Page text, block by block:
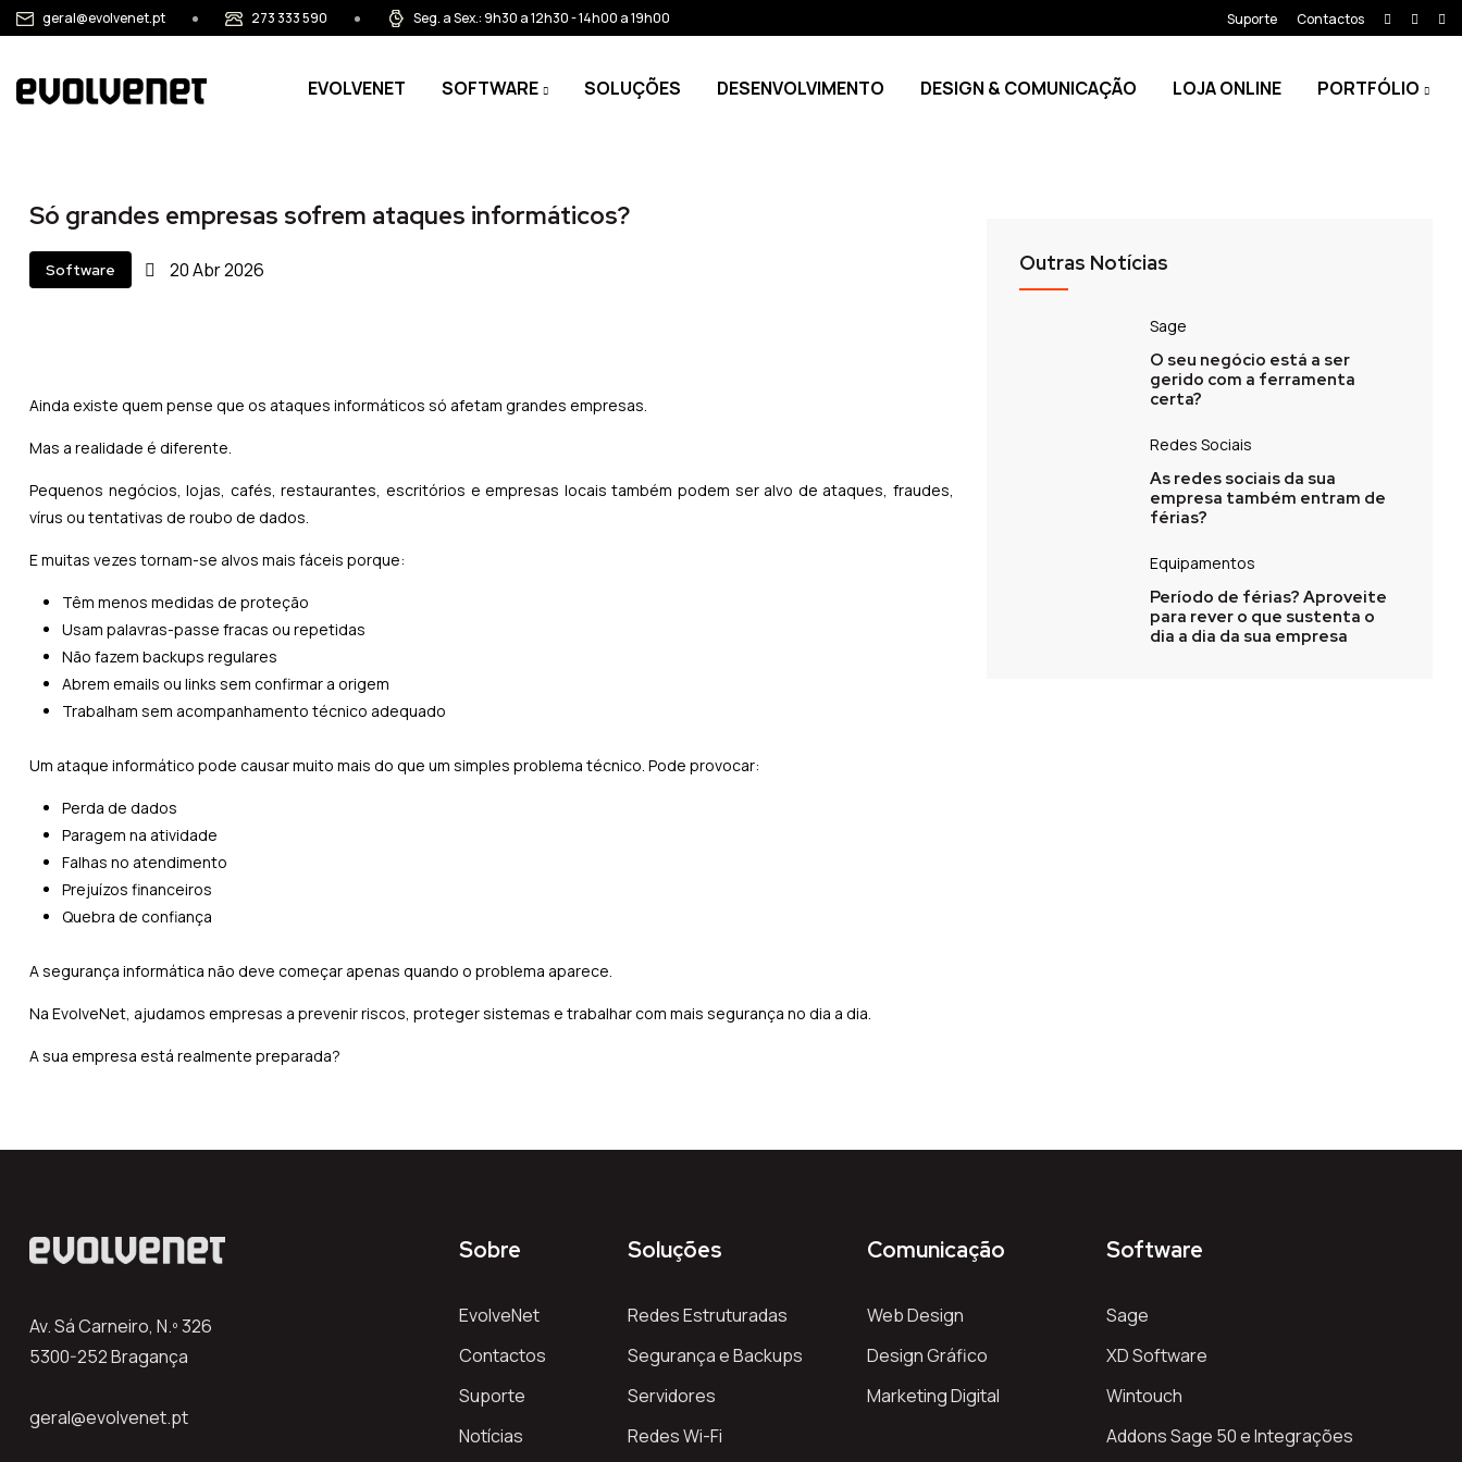
Passar para o conteúdo principal
geral@evolvenet.pt 273 333 590 Seg. a Sex.: 9h30 a 12h30 - 14h00 a 19h00 Suporte Contactos
EVOLVENET SOFTWARE SOLUÇÕES DESENVOLVIMENTO DESIGN & COMUNICAÇÃO LOJA ONLINE PORTFÓLIO
Só grandes empresas sofrem ataques informáticos?
Software 20Abr2026
Ainda existe quem pense que os ataques informáticos só afetam grandes empresas.
Mas a realidade é diferente.
Pequenos negócios, lojas, cafés, restaurantes, escritórios e empresas locais também podem ser alvo de ataques, fraudes,
vírus ou tentativas de roubo de dados.
E muitas vezes tornam-se alvos mais fáceis porque:
Têm menos medidas de proteção
Usam palavras-passe fracas ou repetidas
Não fazem backups regulares
Abrem emails ou links sem confirmar a origem
Trabalham sem acompanhamento técnico adequado
Um ataque informático pode causar muito mais do que um simples problema técnico. Pode provocar:
Perda de dados
Paragem na atividade
Falhas no atendimento
Prejuízos financeiros
Quebra de confiança
A segurança informática não deve começar apenas quando o problema aparece.
Na EvolveNet, ajudamos empresas a prevenir riscos, proteger sistemas e trabalhar com mais segurança no dia a dia.
A sua empresa está realmente preparada?
Outras Notícias
Sage
O seu negócio está a ser
gerido com a ferramenta
certa?
Redes Sociais
As redes sociais da sua
empresa também entram de
férias?
Equipamentos
Período de férias? Aproveite
para rever o que sustenta o
dia a dia da sua empresa
Av. Sá Carneiro, N.º 326
5300-252 Bragança
geral@evolvenet.pt
Sobre
EvolveNet
Contactos
Suporte
Notícias
Soluções
Redes Estruturadas
Segurança e Backups
Servidores
Redes Wi-Fi
Comunicação
Web Design
Design Gráfico
Marketing Digital
Software
Sage
XD Software
Wintouch
Addons Sage 50 e Integrações